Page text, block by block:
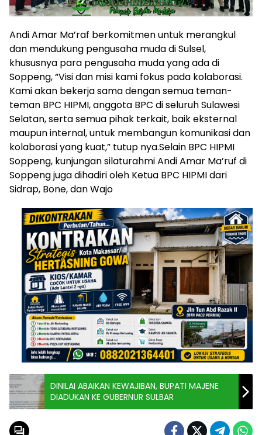
Andi Amar Ma’raf berkomitmen untuk merangkul
dan mendukung pengusaha muda di Sulsel,
khususnya para pengusaha muda yang ada di
Soppeng, “Visi dan misi kami fokus pada kolaborasi.
Kami akan bekerja sama dengan semua teman-
teman BPC HIPMI, anggota BPC di seluruh Sulawesi
Selatan, serta semua pihak terkait, baik eksternal
maupun internal, untuk membangun komunikasi dan
kolaborasi yang kuat,” tutup nya.Selain BPC HIPMI
Soppeng, kunjungan silaturahmi Andi Amar Ma’ruf di
Soppeng juga dihadiri oleh Ketua BPC HIPMI dari
Sidrap, Bone, dan Wajo
DINILAI ABAIKAN KEWAJIBAN, BUPATI MAJENE
DIADUKAN KE GUBERNUR SULBAR